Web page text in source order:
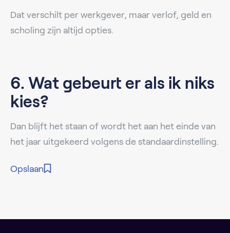
Dat verschilt per werkgever, maar verlof, geld en
scholing zijn altijd opties.
6. Wat gebeurt er als ik niks
kies?
Dan blijft het staan of wordt het aan het einde van
het jaar uitgekeerd volgens de standaardinstelling.
Opslaan